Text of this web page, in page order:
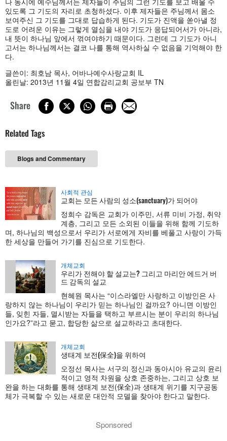
있도록 그 기도의 자리로 초청하셨다. 이후 제자들은 주님께서 몸소
보여주신 그 기도를 그대로 답습하게 된다. 기도가 진액을 쏟아낼 정
도로 어려운 이유는 그렇게 열심을 내야 기도가 응답되어서가 아니라,
내 뜻이 하나님 앞에서 꺾여야하기 때문이다. 그런데 그 기도가 아니
고서는 하나님께서는 결코 나를 통해 역사하실 수 없음을 기억해야 한
다.
글쓴이: 최호남 목사, 어바나예수사랑교회 IL
올린날: 2013년 11월 4일 연합감리교회 공보부 TN
Share
Related Tags
Blogs and Commentary
사회적 관심
교회는 모든 사람의 성소(sanctuary)가 되어야
정희수 감독은 교회가 이주민, 서류 미비 가정, 취약
계층, 그리고 모든 소외된 이들을 위해 함께 기도하
며, 하나님의 백성으로서 우리가 서로에게 자비를 베풀고 사랑이 가득
한 세상을 만들어 가기를 진심으로 기도한다.
개체교회
우리가 전해야 할 설교는? 그리고 마리안 에드거 버
드 감독의 설교
현혜원 목사는 “이스라엘만 사랑하고 이방인은 사
랑하지 않는 하나님이 우리가 믿는 하나님인 걸까요? 아니면 이방인
들, 잊힌 자들, 멸시받는 자들을 택하고 부르시는 분이 우리의 하나님
인가요?”라고 묻고, 합당한 삶으로 설교하라고 초대한다.
개체교회
생태계 보전(保全)을 위하여
오정선 목사는 서구의 정신과 동아시아 유교의 윤리
적이고 영적 차원을 상호 존중하는, 그리고 상호 보
완을 하는 대화를 통해 생태계 보전(保全)과 생태계 위기를 지구공동
체가 극복할 수 있는 새로운 대안적 모델을 찾아야 한다고 말한다.
Sponsored